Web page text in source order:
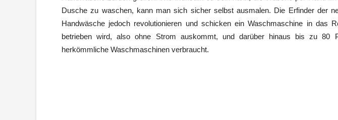
Dusche zu waschen, kann man sich sicher selbst ausmalen. Die Erfinder der
Handwäsche jedoch revolutionieren und schicken ein Waschmaschine in das
betrieben wird, also ohne Strom auskommt, und darüber hinaus bis zu 80
herkömmliche Waschmaschinen verbraucht.